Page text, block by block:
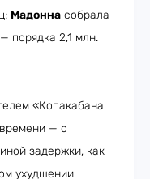
Мадонна собрала
— порядка 2,1 млн.
«Копакабана
— с
задержки, как
ухудшении